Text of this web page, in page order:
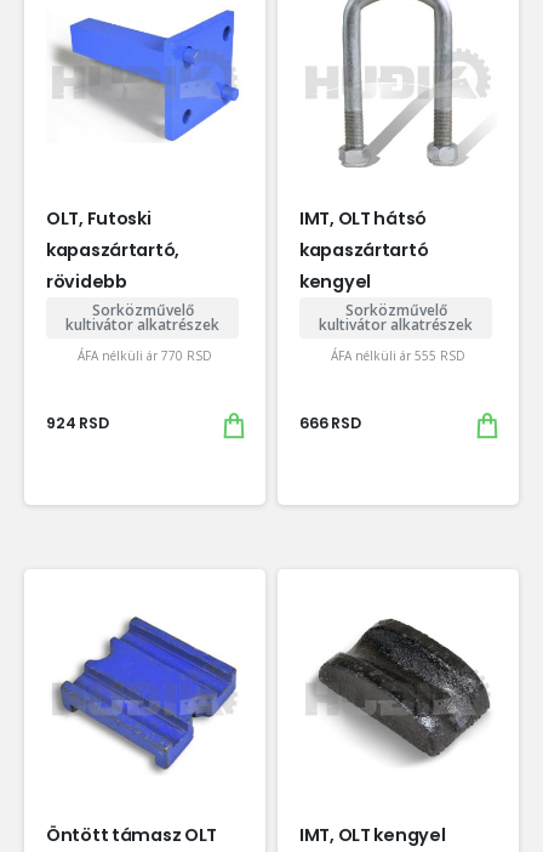
OLT, Futoski
kapaszártartó,
rövidebb
Sorközművelő
kultivátor alkatrészek
ÁFA nélküli ár 770 RSD
924 RSD
IMT, OLT hátsó
kapaszártartó
kengyel
Sorközművelő
kultivátor alkatrészek
ÁFA nélküli ár 555 RSD
666RSD
Öntött támasz OLT
IMT, OLT kengyel